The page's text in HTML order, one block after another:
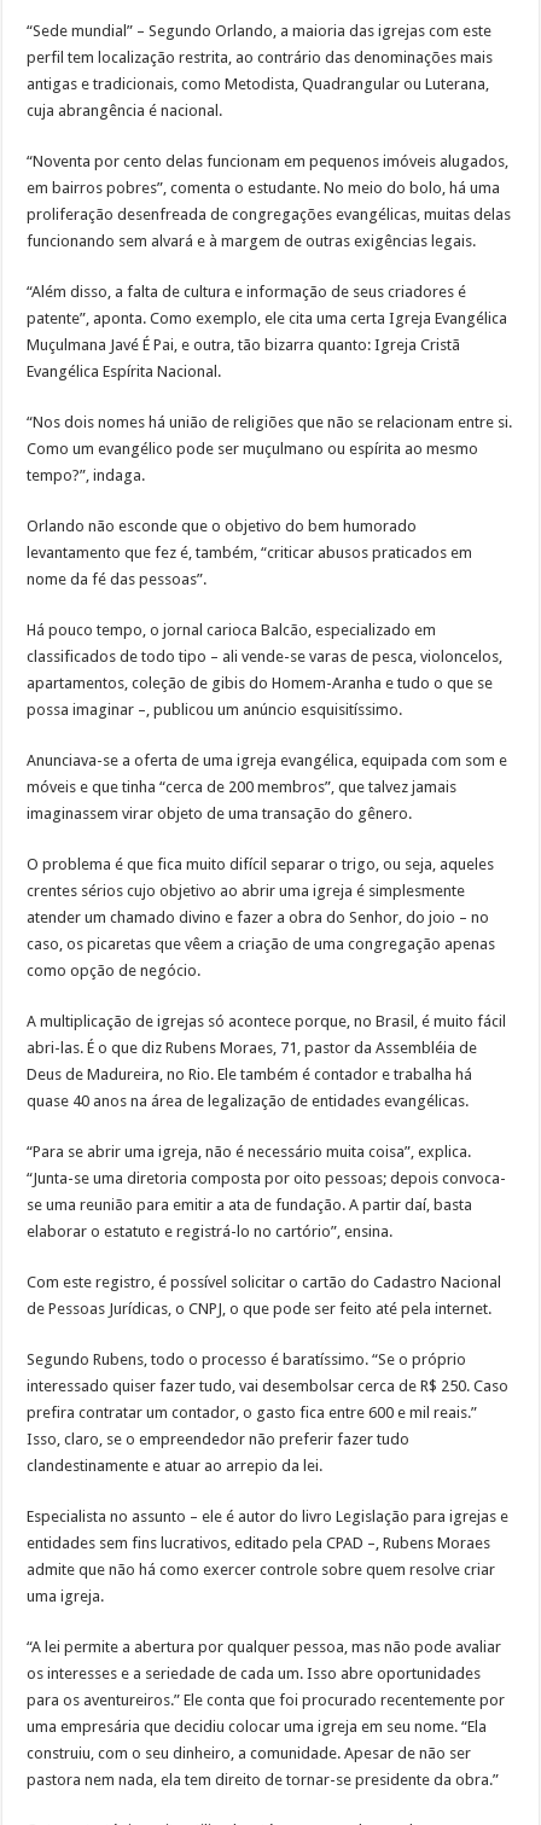
“Sede mundial” – Segundo Orlando, a maioria das igrejas com este
perfil tem localização restrita, ao contrário das denominações mais
antigas e tradicionais, como Metodista, Quadrangular ou Luterana,
cuja abrangência é nacional.
“Noventa por cento delas funcionam em pequenos imóveis alugados,
em bairros pobres”, comenta o estudante. No meio do bolo, há uma
proliferação desenfreada de congregações evangélicas, muitas delas
funcionando sem alvará e à margem de outras exigências legais.
“Além disso, a falta de cultura e informação de seus criadores é
patente”, aponta. Como exemplo, ele cita uma certa Igreja Evangélica
Muçulmana Javé É Pai, e outra, tão bizarra quanto: Igreja Cristã
Evangélica Espírita Nacional.
“Nos dois nomes há união de religiões que não se relacionam entre si.
Como um evangélico pode ser muçulmano ou espírita ao mesmo
tempo?”, indaga.
Orlando não esconde que o objetivo do bem humorado
levantamento que fez é, também, “criticar abusos praticados em
nome da fé das pessoas”.
Há pouco tempo, o jornal carioca Balcão, especializado em
classificados de todo tipo – ali vende-se varas de pesca, violoncelos,
apartamentos, coleção de gibis do Homem-Aranha e tudo o que se
possa imaginar –, publicou um anúncio esquisitíssimo.
Anunciava-se a oferta de uma igreja evangélica, equipada com som e
móveis e que tinha “cerca de 200 membros”, que talvez jamais
imaginassem virar objeto de uma transação do gênero.
O problema é que fica muito difícil separar o trigo, ou seja, aqueles
crentes sérios cujo objetivo ao abrir uma igreja é simplesmente
atender um chamado divino e fazer a obra do Senhor, do joio – no
caso, os picaretas que vêem a criação de uma congregação apenas
como opção de negócio.
A multiplicação de igrejas só acontece porque, no Brasil, é muito fácil
abri-las. É o que diz Rubens Moraes, 71, pastor da Assembléia de
Deus de Madureira, no Rio. Ele também é contador e trabalha há
quase 40 anos na área de legalização de entidades evangélicas.
“Para se abrir uma igreja, não é necessário muita coisa”, explica.
“Junta-se uma diretoria composta por oito pessoas; depois convoca-
se uma reunião para emitir a ata de fundação. A partir daí, basta
elaborar o estatuto e registrá-lo no cartório”, ensina.
Com este registro, é possível solicitar o cartão do Cadastro Nacional
de Pessoas Jurídicas, o CNPJ, o que pode ser feito até pela internet.
Segundo Rubens, todo o processo é baratíssimo. “Se o próprio
interessado quiser fazer tudo, vai desembolsar cerca de R$ 250. Caso
prefira contratar um contador, o gasto fica entre 600 e mil reais.”
Isso, claro, se o empreendedor não preferir fazer tudo
clandestinamente e atuar ao arrepio da lei.
Especialista no assunto – ele é autor do livro Legislação para igrejas e
entidades sem fins lucrativos, editado pela CPAD –, Rubens Moraes
admite que não há como exercer controle sobre quem resolve criar
uma igreja.
“A lei permite a abertura por qualquer pessoa, mas não pode avaliar
os interesses e a seriedade de cada um. Isso abre oportunidades
para os aventureiros.” Ele conta que foi procurado recentemente por
uma empresária que decidiu colocar uma igreja em seu nome. “Ela
construiu, com o seu dinheiro, a comunidade. Apesar de não ser
pastora nem nada, ela tem direito de tornar-se presidente da obra.”